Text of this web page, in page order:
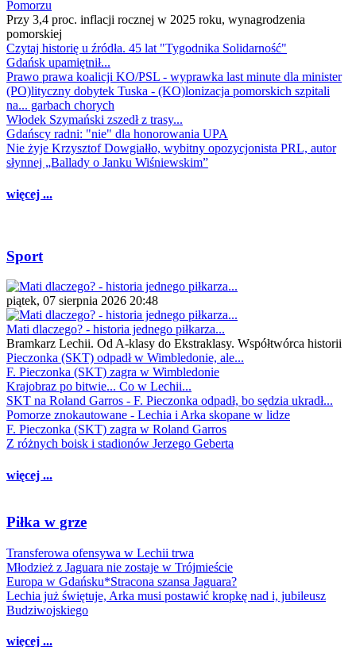
Pomorzu
Przy 3,4 proc. inflacji rocznej w 2025 roku, wynagrodzenia
pomorskiej
Czytaj historię u źródła. 45 lat "Tygodnika Solidarność"
Gdańsk upamiętnił...
Prawo prawa koalicji KO/PSL - wyprawka last minute dla minister
(PO)lityczny dobytek Tuska - (KO)lonizacja pomorskich szpitali
na... garbach chorych
Włodek Szymański zszedł z trasy...
Gdańscy radni: "nie" dla honorowania UPA
Nie żyje Krzysztof Dowgiałło, wybitny opozycjonista PRL, autor
słynnej „Ballady o Janku Wiśniewskim”
więcej ...
Sport
piątek, 07 sierpnia 2026 20:48
Mati dlaczego? - historia jednego piłkarza...
Bramkarz Lechii. Od A-klasy do Ekstraklasy. Współtwórca historii
Pieczonka (SKT) odpadł w Wimbledonie, ale...
F. Pieczonka (SKT) zagra w Wimbledonie
Krajobraz po bitwie... Co w Lechii...
SKT na Roland Garros - F. Pieczonka odpadł, bo sędzia ukradł...
Pomorze znokautowane - Lechia i Arka skopane w lidze
F. Pieczonka (SKT) zagra w Roland Garros
Z różnych boisk i stadionów Jerzego Geberta
więcej ...
Piłka w grze
Transferowa ofensywa w Lechii trwa
Młodzież z Jaguara nie zostaje w Trójmieście
Europa w Gdańsku*Stracona szansa Jaguara?
Lechia już świętuje, Arka musi postawić kropkę nad i, jubileusz
Budziwojskiego
więcej ...